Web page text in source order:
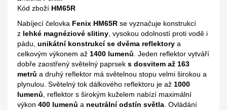
Kód zboží HM65R
Nabíjecí čelovka Fenix HM65R se vyznačuje konstrukcí
z lehké magnéziové slitiny, vysokou odolností proti vodě i
pádu, unikátní konstrukcí se dvěma reflektory a
celkovým výkonem až 1400 lumenů. Jeden reflektor vytváří
dobře zaostřený světelný paprsek s dosvitem až 163
metrů a druhý reflektor má světelnou stopu velmi širokou a
plynulou. Světelný tok dálkového reflektoru je až 1000
lumenů, reflektor s širokým kuželem nabízí maximální
výkon 400 lumenů a neutrální odstín světla. Ovládání